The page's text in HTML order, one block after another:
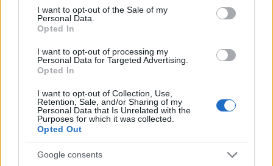
consent section.
I want to opt-out of the Sale of my
Personal Data.
Opted In
I want to opt-out of processing my
Personal Data for Targeted Advertising.
Opted In
I want to opt-out of Collection, Use,
Retention, Sale, and/or Sharing of my
Personal Data that Is Unrelated with the
Purposes for which it was collected.
Opted Out
Google consents
Le ultime offerte di lavoro a Olbia e in Gallura
Cumuli di rifiuti a Santa Teresa Gallura, la
segnalazione dei residenti
Incendi in Gallura, devastati un chiosco e due
furgoni: le indagini